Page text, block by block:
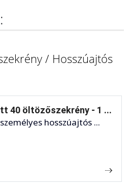
/ Hosszúajtós
40 öltözőszekrény - 1 ...
hosszúajtós ...